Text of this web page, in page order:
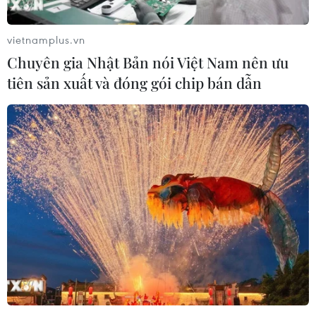
Syria: Nổ bom xe tại Aleppo, ít nhất 14
người đã thiệt mạng
06/10/2020 13:47
Vụ nổ xảy ra gần một bến xe buýt ở trung tâm thị trấn
al-Bab đang thuộc sự kiểm soát của các lực lượng Thổ
Nhĩ Kỳ và nhóm phiến quân được Thổ Nhĩ Kỳ hậu
vietnamplus.vn
Chuyên gia Nhật Bản nói Việt Nam nên ưu
tiên sản xuất và đóng gói chip bán dẫn